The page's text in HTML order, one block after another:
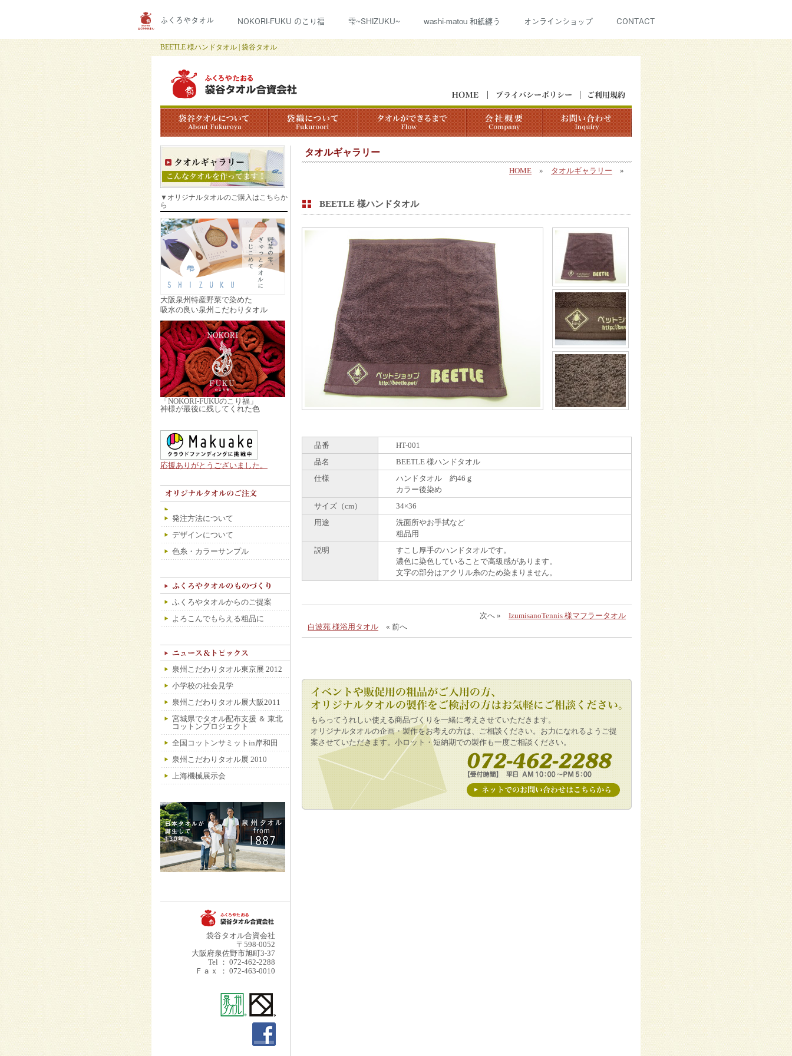
ふくろやタオル NOKORI-FUKU のこり福 雫~SHIZUKU~ washi-matou 和紙纏う オンラインショップ CONTACT
BEETLE 様ハンドタオル | 袋谷タオル
タオルギャラリー
HOME » タオルギャラリー »
BEETLE 様ハンドタオル
品番
HT-001
品名
BEETLE 様ハンドタオル
仕様
ハンドタオル 約46ｇ
カラー後染め
サイズ（cm）
34×36
用途
洗面所やお手拭など
粗品用
説明
すこし厚手のハンドタオルです。
濃色に染色していることで高級感があります。
文字の部分はアクリル糸のため染まりません。
次へ » IzumisanoTennis 様マフラータオル
白波苑 様浴用タオル « 前へ
もらってうれしい使える商品づくりを一緒に考えさせていただきます。
オリジナルタオルの企画・製作をお考えの方は、ご相談ください。お力になれるようご提
案させていただきます。小ロット・短納期での製作も一度ご相談ください。
▼オリジナルタオルのご購入はこちらか
ら
大阪泉州特産野菜で染めた
吸水の良い泉州こだわりタオル
「NOKORI-FUKUのこり福」
神様が最後に残してくれた色
応援ありがとうございました。
発注方法について
デザインについて
色糸・カラーサンプル
ふくろやタオルからのご提案
よろこんでもらえる粗品に
泉州こだわりタオル東京展 2012
小学校の社会見学
泉州こだわりタオル展大阪2011
宮城県でタオル配布支援 ＆ 東北
コットンプロジェクト
全国コットンサミットin岸和田
泉州こだわりタオル展 2010
上海機械展示会
袋谷タオル合資会社
〒598-0052
大阪府泉佐野市旭町3-37
Tel ： 072-462-2288
Ｆａｘ ： 072-463-0010